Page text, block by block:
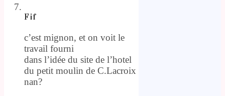
Fif
c’est mignon, et on voit le
travail fourni
dans l’idée du site de l’hotel
du petit moulin de C.Lacroix
nan?